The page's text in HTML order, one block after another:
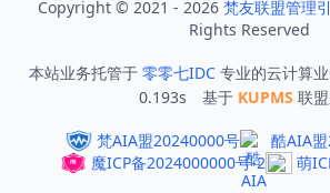
Copyright © 2021 - 2026 梵友联盟管理
Rights Reserved
本站业务托管于 零零七IDC 专业的云计算
0.193s 基于 KUPMS 联
梵AIA盟20240000号
酷AIA
魔ICP备2024000000号-2
萌